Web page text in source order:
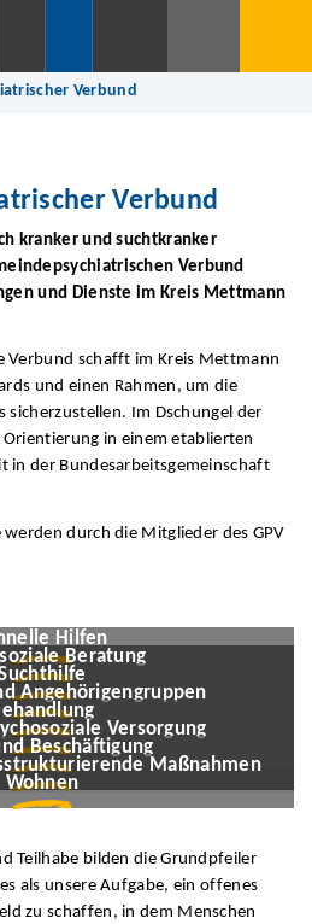
Verbund
Verbund
kranker und suchtkranker
Verbund
und Dienste im Kreis Mettmann
Verbund schafft im Kreis Mettmann
und einen Rahmen, um die
sicherzustellen. Im Dschungel der
in einem etablierten
in der Bundesarbeitsgemeinschaft
durch die Mitglieder des GPV
Hilfen
© www.peopleimages.com/stock.adobe.com
BeratungCevahir © hkama/stock.adobe.com
© Photographee.eu/stock.adobe.com
Angehörigengruppen© rutshapong/Pixabay
© Pormezz/stock.adobe.com
Versorgung
© AlenKadr/stock.adobe.com
Beschäftigung© Max Zolotukhin/Stock.Adobe.com
Maßnahmen
© Natali_mis/stock.adobe.com
Wohnen
Teilhabe bilden die Grundpfeiler
als unsere Aufgabe, ein offenes
zu schaffen, in dem Menschen